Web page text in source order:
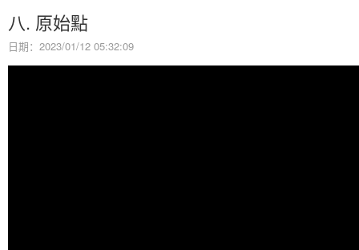
八. 原始點
日期：2023/01/12 05:32:09